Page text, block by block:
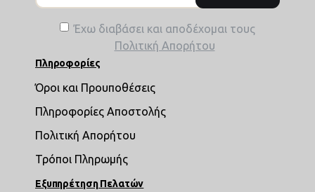
Έχω διαβάσει και αποδέχομαι τους
Πολιτική Απορήτου
Πληροφορίες
Όροι και Προυποθέσεις
Πληροφορίες Αποστολής
Πολιτική Απορήτου
Τρόποι Πληρωμής
Εξυπηρέτηση Πελατών